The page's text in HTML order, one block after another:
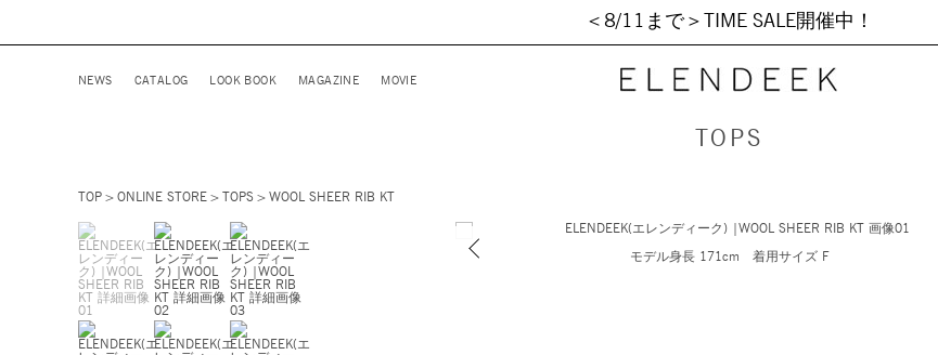
＜8/11まで＞TIME SALE開催中！
NEWS CATALOG LOOK BOOK MAGAZINE MOVIE
TOPS
TOP ONLINE STORE TOPS WOOL SHEER RIB KT
パープル /モデル身長 165cm 着用サイズ F モデル身長 171cm 着用サイズ F